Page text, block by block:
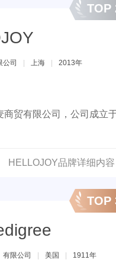
TOP
公司 上海 2013年
商贸有限公司，公司成
HELLOJOY品牌详细内
TOP
有限公司 美国 1911年